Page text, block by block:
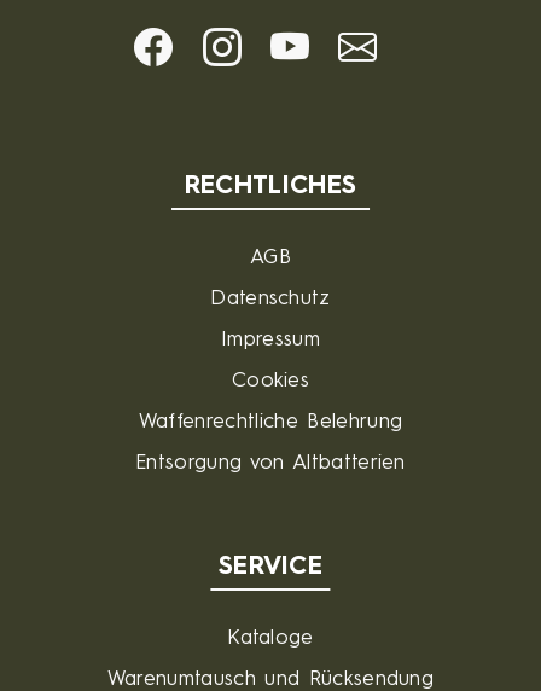
RECHTLICHES
AGB
Datenschutz
Impressum
Cookies
Waffenrechtliche Belehrung
Entsorgung von Altbatterien
SERVICE
Kataloge
Warenumtausch und Rücksendung